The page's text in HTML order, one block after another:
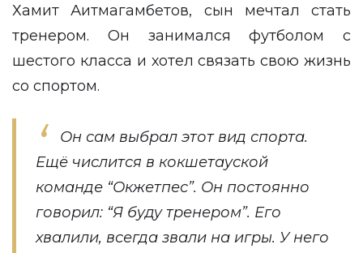
Хамит Аитмагамбетов, сын мечтал стать
тренером. Он занимался футболом с
шестого класса и хотел связать свою жизнь
со спортом.
Он сам выбрал этот вид спорта.
Ещё числится в кокшетауской
команде “Окжетпес”. Он постоянно
говорил: “Я буду тренером”. Его
хвалили, всегда звали на игры. У него